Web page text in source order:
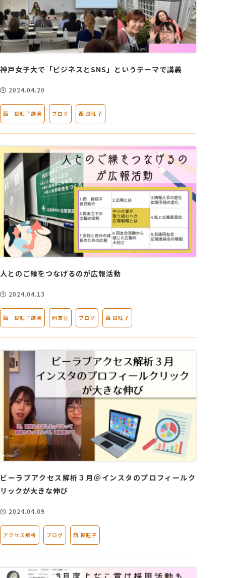
神戸女子大で「ビジネスとSNS」というテーマで講義
2024.04.20
西 良旺子講演 ブログ 西 良旺子
人とのご縁をつなげるのが広報活動
2024.04.13
西 良旺子講演 同友会 ブログ 西 良旺子
ビーラブアクセス解析３月＠インスタのプロフィールク
リックが大きな伸び
2024.04.09
アクセス解析 ブログ 西 良旺子